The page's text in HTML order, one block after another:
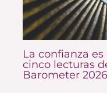
La confianza
cinco lecturas
Barometer